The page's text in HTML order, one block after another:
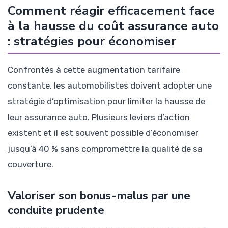
Comment réagir efficacement face
à la hausse du coût assurance auto
: stratégies pour économiser
Confrontés à cette augmentation tarifaire
constante, les automobilistes doivent adopter une
stratégie d’optimisation pour limiter la hausse de
leur assurance auto. Plusieurs leviers d’action
existent et il est souvent possible d’économiser
jusqu’à 40 % sans compromettre la qualité de sa
couverture.
Valoriser son bonus-malus par une
conduite prudente